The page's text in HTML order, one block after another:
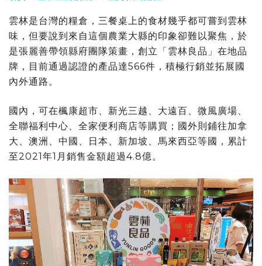
雲林是台灣的糧倉，三餐桌上的食材幾乎都可嘗到雲林
味，但要說到來自這個農業大縣的印象卻難以聚焦，於
是張麗善帶領縣府團隊策畫，創立「雲林良品」在地品
牌，目前通過認證的產品達566件，積極行銷並拓展國
內外通路。
國內，可在楓康超市、新光三越、大遠百、微風廣場、
全聯福利中心、全家便利商店等購買；國外則鋪往加拿
大、澳洲、中國、日本、新加坡、馬來西亞等國，累計
至2021年1月銷售金額超過4.8億。